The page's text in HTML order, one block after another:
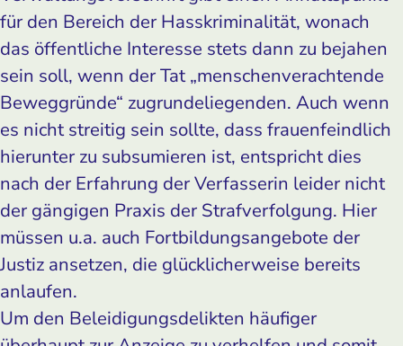
für den Bereich der Hasskriminalität, wonach
das öffentliche Interesse stets dann zu bejahen
sein soll, wenn der Tat „menschenverachtende
Beweggründe“ zugrundeliegenden. Auch wenn
es nicht streitig sein sollte, dass frauenfeindlich
hierunter zu subsumieren ist, entspricht dies
nach der Erfahrung der Verfasserin leider nicht
der gängigen Praxis der Strafverfolgung. Hier
müssen u.a. auch Fortbildungsangebote der
Justiz ansetzen, die glücklicherweise bereits
anlaufen.
Um den Beleidigungsdelikten häufiger